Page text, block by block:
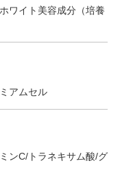
ワイト美容成分（培養
アムセル
ンC/トラネキサム酸/グ